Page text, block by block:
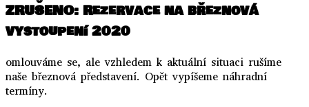
ZRUŠENO: Rezervace na březnová
vystoupení 2020
omlouváme se, ale vzhledem k aktuální situaci rušíme
naše březnová představení. Opět vypíšeme náhradní
termíny.